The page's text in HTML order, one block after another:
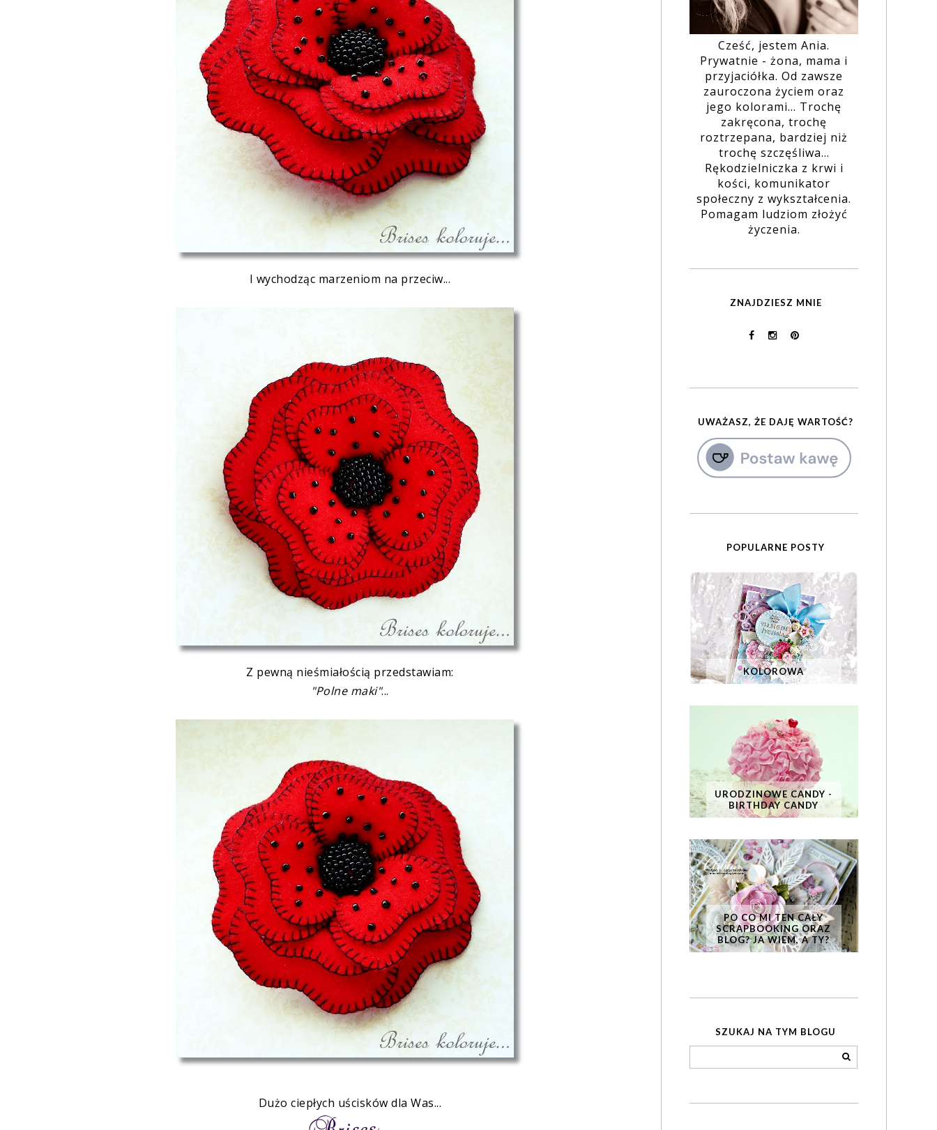
I wychodząc marzeniom na przeciw...
Z pewną nieśmiałością przedstawiam:
"Polne maki"...
Dużo ciepłych uścisków dla Was...
Cześć, jestem Ania.
Prywatnie - żona, mama i
przyjaciółka. Od zawsze
zauroczona życiem oraz
jego kolorami... Trochę
zakręcona, trochę
roztrzepana, bardziej niż
trochę szczęśliwa...
Rękodzielniczka z krwi i
kości, komunikator
społeczny z wykształcenia.
Pomagam ludziom złożyć
życzenia.
ZNAJDZIESZ MNIE
UWAŻASZ, ŻE DAJĘ WARTOŚĆ?
POPULARNE POSTY
KOLOROWA
URODZINOWE CANDY -
BIRTHDAY CANDY
PO CO MI TEN CAŁY
SCRAPBOOKING ORAZ
BLOG? JA WIEM, A TY?
SZUKAJ NA TYM BLOGU